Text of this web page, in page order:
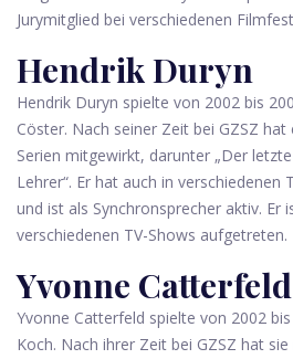
Jurymitglied bei verschiedenen
Hendrik Duryn
Hendrik Duryn spielte von 2002 bis
Cöster. Nach seiner Zeit bei GZSZ
Serien mitgewirkt, darunter „Der
Lehrer“. Er hat auch in
und ist als Synchronsprecher aktiv. Er
verschiedenen TV-Shows aufgetreten.
Yvonne Catterfeld
Yvonne Catterfeld spielte von 2002
Koch. Nach ihrer Zeit bei GZSZ hat